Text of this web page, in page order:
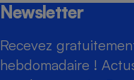
Newsletter
Recevez
hebdomadaire !